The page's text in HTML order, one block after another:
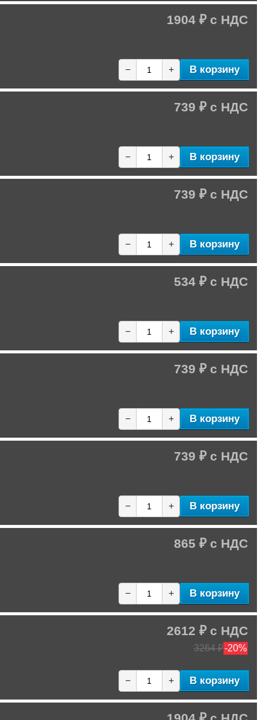
1904 ₽
− + В корзину
739 ₽
− + В корзину
739 ₽
− + В корзину
534 ₽
− + В корзину
739 ₽
− + В корзину
739 ₽
− + В корзину
865 ₽
− + В корзину
2612 ₽
3264 ₽-20%
− + В корзину